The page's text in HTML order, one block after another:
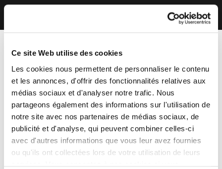
Ce site Web utilise des cookies
Les cookies nous permettent de personnaliser le contenu
et les annonces, d'offrir des fonctionnalités relatives aux
médias sociaux et d'analyser notre trafic. Nous
partageons également des informations sur l'utilisation de
notre site avec nos partenaires de médias sociaux, de
publicité et d'analyse, qui peuvent combiner celles-ci
avec d'autres informations que vous leur avez fournies
ou qu'ils ont collectées lors de votre utilisation de leurs